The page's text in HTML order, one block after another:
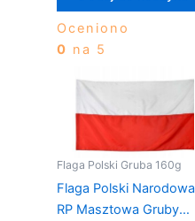
Oceniono
0 na 5
Flaga Polski Gruba 160g
Flaga Polski Narodowa
RP Masztowa Gruby